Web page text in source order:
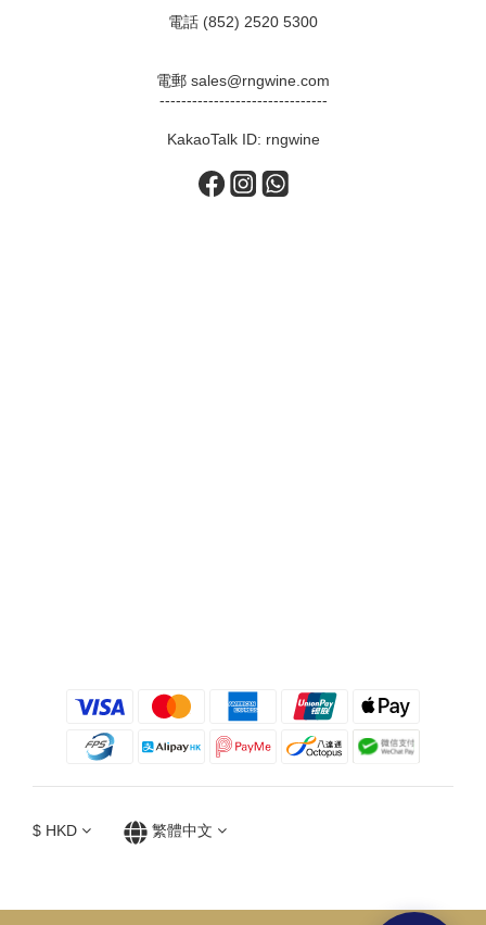
電話 (852) 2520 5300
電郵 sales@rngwine.com
-------------------------------
KakaoTalk ID: rngwine
$ HKD 繁體中文